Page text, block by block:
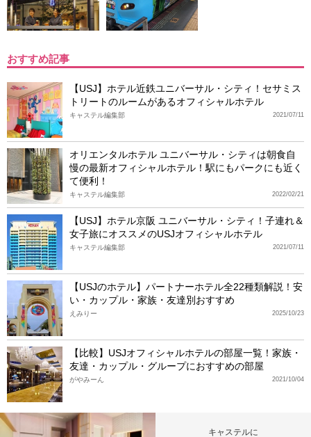
おすすめ記事
【USJ】ホテル近鉄ユニバーサル・シティ！セサミス
トリートのルームがあるオフィシャルホテル
2021/07/11
キャステル編集部
オリエンタルホテル ユニバーサル・シティは朝食自
慢の最新オフィシャルホテル！駅にもパークにも近く
て便利！
2022/02/21
キャステル編集部
【USJ】ホテル京阪 ユニバーサル・シティ！子連れ＆
女子旅にオススメのUSJオフィシャルホテル
2021/07/11
キャステル編集部
【USJのホテル】パートナーホテル全22種類解説！安
い・カップル・家族・友達別おすすめ
2025/10/23
えみりー
【比較】USJオフィシャルホテルの部屋一覧！家族・
友達・カップル・グループにおすすめの部屋
2021/10/04
がやみーん
キャステルに